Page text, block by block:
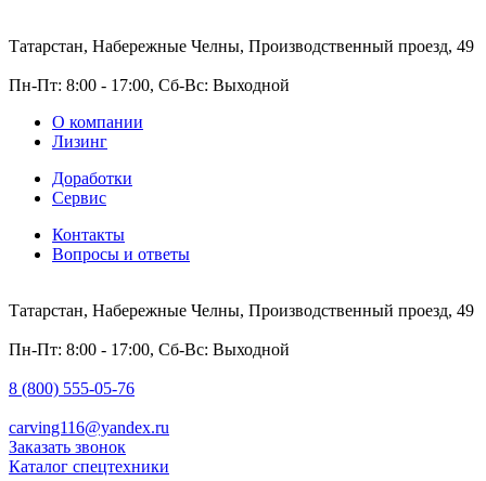
Татарстан, Набережные Челны, Производственный проезд, 49
Пн-Пт: 8:00 - 17:00, Сб-Вс: Выходной
О компании
Лизинг
Доработки
Сервис
Контакты
Вопросы и ответы
Татарстан, Набережные Челны, Производственный проезд, 49
Пн-Пт: 8:00 - 17:00, Сб-Вс: Выходной
8 (800) 555-05-76
carving116@yandex.ru
Заказать звонок
Каталог спецтехники